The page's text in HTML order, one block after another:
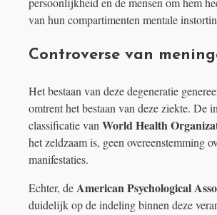
van hun compartimenten mentale
Controverse van
Het bestaan ​​van deze degeneratie
omtrent het bestaan ​​van deze ziekte. De
classificatie vanWorld Health
het zeldzaam is, geen overeenstemming
manifestaties.
Echter, deAmerican Psychological
duidelijk op de indeling binnen deze